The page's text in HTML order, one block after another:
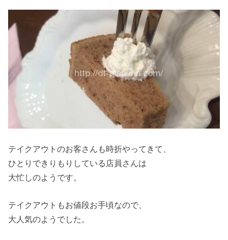
テイクアウトのお客さんも時折やってきて、
ひとりできりもりしている店員さんは
大忙しのようです。
テイクアウトもお値段お手頃なので、
大人気のようでした。